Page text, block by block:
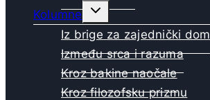
Kolumne
Toggle
child
menu
Iz brige za zajednički dom
Između srca i razuma
Kroz bakine naočale
Kroz filozofsku prizmu